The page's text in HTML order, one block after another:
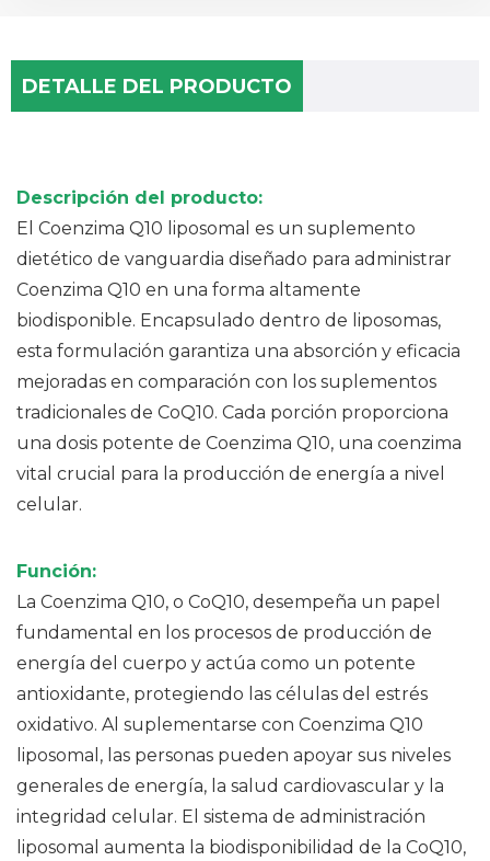
DETALLE DEL PRODUCTO
Descripción del producto:
El Coenzima Q10 liposomal es un suplemento
dietético de vanguardia diseñado para administrar
Coenzima Q10 en una forma altamente
biodisponible. Encapsulado dentro de liposomas,
esta formulación garantiza una absorción y eficacia
mejoradas en comparación con los suplementos
tradicionales de CoQ10. Cada porción proporciona
una dosis potente de Coenzima Q10, una coenzima
vital crucial para la producción de energía a nivel
celular.
Función:
La Coenzima Q10, o CoQ10, desempeña un papel
fundamental en los procesos de producción de
energía del cuerpo y actúa como un potente
antioxidante, protegiendo las células del estrés
oxidativo. Al suplementarse con Coenzima Q10
liposomal, las personas pueden apoyar sus niveles
generales de energía, la salud cardiovascular y la
integridad celular. El sistema de administración
liposomal aumenta la biodisponibilidad de la CoQ10,